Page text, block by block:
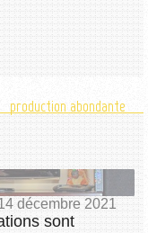
production abondante
décembre 2021
sont